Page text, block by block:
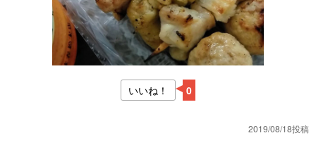
いいね！ 0
2019/08/18投稿